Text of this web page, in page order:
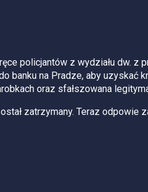
policjantów z wydziału dw.
banku na Pradze, aby uzyskać
oraz sfałszowana
zatrzymany. Teraz